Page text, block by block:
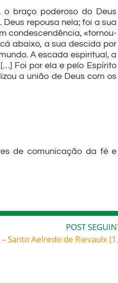
o braço poderoso do Deus
repousa nela; foi a sua
condescendência, «tornou-
abaixo, a sua descida por
A escada espiritual, a
Foi por ela e pelo Espírito
a união de Deus com os
de comunicação da fé e
POST
«O Filho do